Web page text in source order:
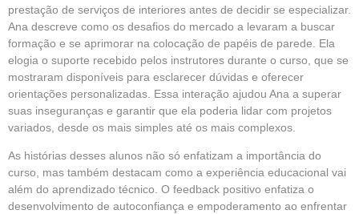
prestação de serviços de interiores antes de decidir se especializar.
Ana descreve como os desafios do mercado a levaram a buscar
formação e se aprimorar na colocação de papéis de parede. Ela
elogia o suporte recebido pelos instrutores durante o curso, que se
mostraram disponíveis para esclarecer dúvidas e oferecer
orientações personalizadas. Essa interação ajudou Ana a superar
suas inseguranças e garantir que ela poderia lidar com projetos
variados, desde os mais simples até os mais complexos.
As histórias desses alunos não só enfatizam a importância do
curso, mas também destacam como a experiência educacional vai
além do aprendizado técnico. O feedback positivo enfatiza o
desenvolvimento de autoconfiança e empoderamento ao enfrentar